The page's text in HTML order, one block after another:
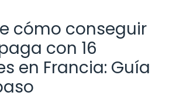
cómo conseguir
con 16
en Francia: Guía